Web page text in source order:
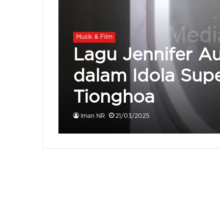
Musik & Film
Lagu Jennifer
dalam Idola
Tionghoa
Iman NR 21/03/2025